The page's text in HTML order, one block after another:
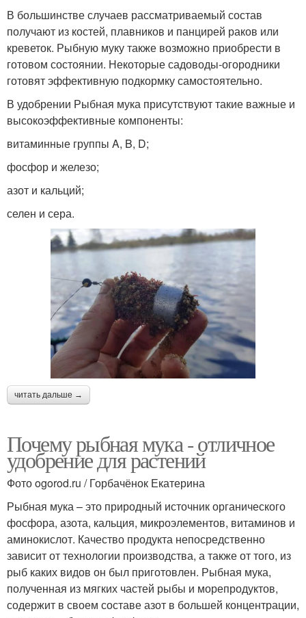
В большинстве случаев рассматриваемый состав
получают из костей, плавников и панцирей раков или
креветок. Рыбную муку также возможно приобрести в
готовом состоянии. Некоторые садоводы-огородники
готовят эффективную подкормку самостоятельно.
В удобрении Рыбная мука присутствуют такие важные и
высокоэффективные компоненты:
витаминные группы A, B, D;
фосфор и железо;
азот и кальций;
селен и сера.
читать дальше →
Почему рыбная мука - отличное
удобрение для растений
Фото ogorod.ru / Горбачёнок Екатерина
Рыбная мука – это природный источник органического
фосфора, азота, кальция, микроэлементов, витаминов и
аминокислот. Качество продукта непосредственно
зависит от технологии производства, а также от того, из
рыб каких видов он был приготовлен. Рыбная мука,
полученная из мягких частей рыбы и морепродуктов,
содержит в своем составе азот в большей концентрации,